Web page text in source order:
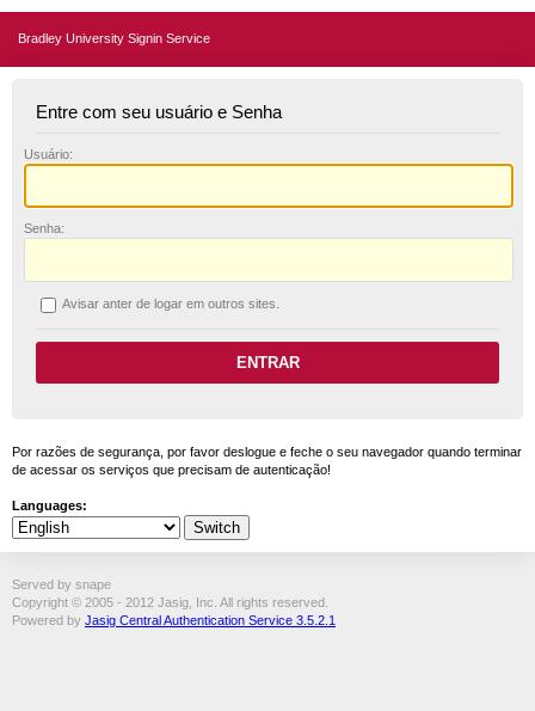
Bradley University Signin Service
Entre com seu usuário e Senha
Usuário:
Senha:
Avisar anter de logar em outros sites.
Por razões de segurança, por favor deslogue e feche o seu navegador quando terminar
de acessar os serviços que precisam de autenticação!
Languages:
Served by snape
Copyright © 2005 - 2012 Jasig, Inc. All rights reserved.
Powered by Jasig Central Authentication Service 3.5.2.1